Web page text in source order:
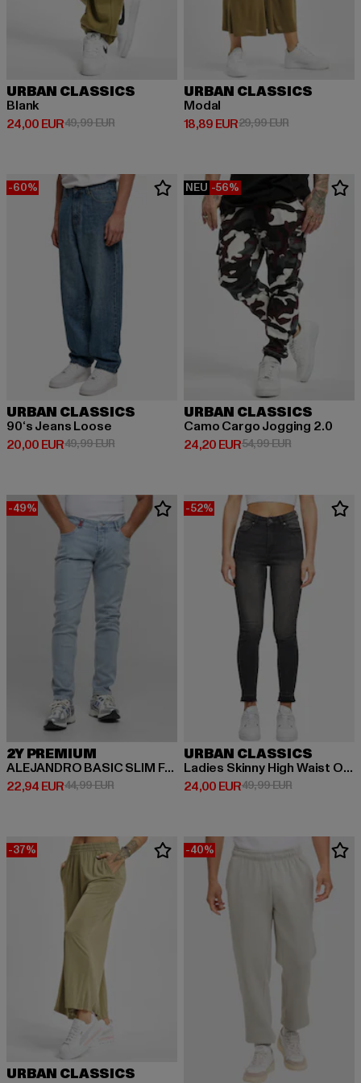
URBAN CLASSICS
Blank
24,00 EUR
Derzeitiger Preis: 24,00 EUR
49,99 EURAktionspreis: 49,99 EUR
URBAN CLASSICS
Modal
18,89 EUR
Derzeitiger Preis: 18,89 EUR
29,99 EURAktionspreis:
-60%
URBAN CLASSICS
90‘s Jeans Loose
20,00 EUR
Derzeitiger Preis: 20,00 EUR
49,99 EURAktionspreis: 49,99 EUR
NEU -56%
URBAN CLASSICS
Camo Cargo Jogging 2.0
24,20 EUR
Derzeitiger Preis: 24,20 EUR
54,99 EURAktionspreis:
-49%
2Y PREMIUM
ALEJANDRO BASIC SLIM FIT JEANS
22,94 EUR
Derzeitiger Preis: 22,94 EUR
44,99 EURAktionspreis: 44,99 EUR
-52%
URBAN CLASSICS
Ladies Skinny High Waist Open Hem Jeans
24,00 EUR
Derzeitiger Preis: 24,00 EUR
49,99 EURAktionspreis:
-37%
URBAN CLASSICS
-40%